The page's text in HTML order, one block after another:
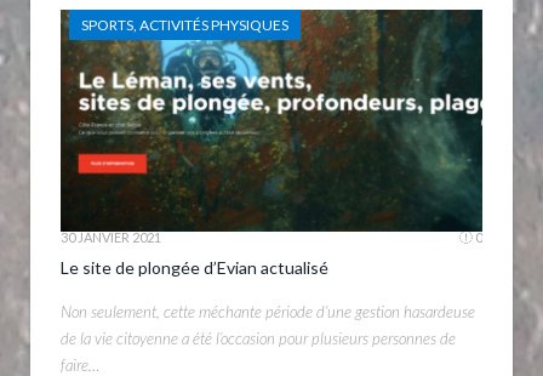
SPORTS, ACTIVITÉS PHYSIQUES
30 JANVIER 2021 0
Le site de plongée d’Evian actualisé
Non seulement, cette méchante période d’une gestion hasardeuse
de la vie citoyenne a été l’occasion pour plusieurs personnes de
faire…